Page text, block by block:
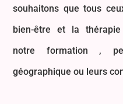
souhaitons que tous
bien-être et la
notre formation ,
géographique ou leurs